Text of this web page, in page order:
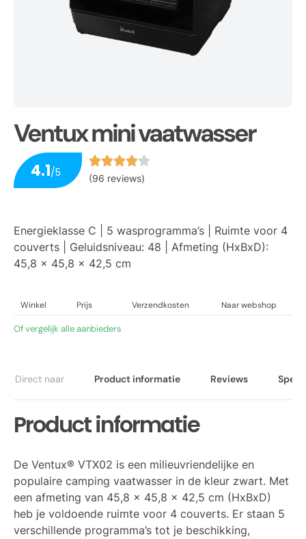
Ventux mini vaatwasser
4.1/5 (96 reviews)
Energieklasse C | 5 wasprogramma’s | Ruimte voor 4
couverts | Geluidsniveau: 48 | Afmeting (HxBxD):
45,8 x 45,8 x 42,5 cm
Winkel Prijs Verzendkosten Naar webshop
Of vergelijk alle aanbieders
Direct naar Product informatie Reviews
Product informatie
De Ventux® VTX02 is een milieuvriendelijke en
populaire camping vaatwasser in de kleur zwart. Met
een afmeting van 45,8 x 45,8 x 42,5 cm (HxBxD)
heb je voldoende ruimte voor 4 couverts. Er staan 5
verschillende programma’s tot je beschikking,